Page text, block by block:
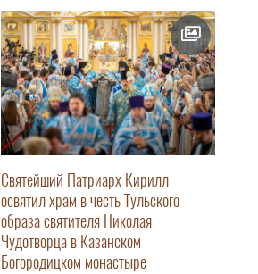
Святейший Патриарх Кирилл
освятил храм в честь Тульского
образа святителя Николая
Чудотворца в Казанском
Богородицком монастыре